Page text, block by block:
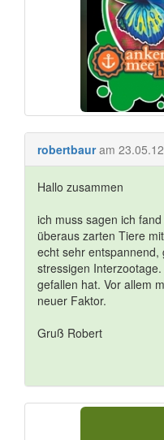
robertbaur am 23.05.12
Hallo zusammen
ich muss sagen ich
überaus zarten Tiere
echt sehr
stressigen
gefallen hat. Vor allem
neuer Faktor.
Gruß Robert